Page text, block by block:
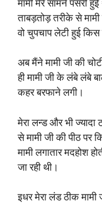
ताबड़तोड़ तरीके से
वो चुपचाप लेटी हुई किस
अब मैंने मामी जी की
ही मामी जी के लंबे लंबे
कहर बरफाने लगी।
मेरा लन्ड और भी ज्यादा
से मामी जी की पीठ पर
मामी लगातार मदहोश
जा रही थी।
इधर मेरा लंड ठीक